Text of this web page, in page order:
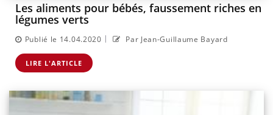
Les aliments pour bébés, faussement riches en
légumes verts
Publié le 14.04.2020 | Par Jean-Guillaume Bayard
LIRE L'ARTICLE